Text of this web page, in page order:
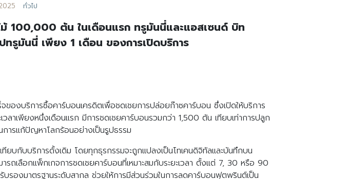
ทั่วไป
100,000 ต้น ในเดือนแรก ทรูมันนี่และแอสเซนด์ บิท
ทรูมันนี่ เพียง 1 เดือน ของการเปิดบริการ
ของบริการซื้อคาร์บอนเครดิตเพื่อชดเชยการปล่อยก๊าซคาร์บอน ซึ่งเปิดให้บริการ
าเพียงหนึ่งเดือนแรก มีการชดเชยคาร์บอนรวมกว่า 1,500 ตัน เทียบเท่าการปลูก
ารแก้ปัญหาโลกร้อนอย่างเป็นรูปธรรม
ยบกับบริการดั้งเดิม โดยทุกธุรกรรมจะถูกแปลงเป็นโทเคนดิจิทัลและบันทึกบน
ถเลือกแพ็กเกจการชดเชยคาร์บอนที่เหมาะสมกับระยะเวลา ตั้งแต่ 7, 30 หรือ 90
รองมาตรฐานระดับสากล ช่วยให้การมีส่วนร่วมในการลดคาร์บอนฟุตพรินต์เป็น